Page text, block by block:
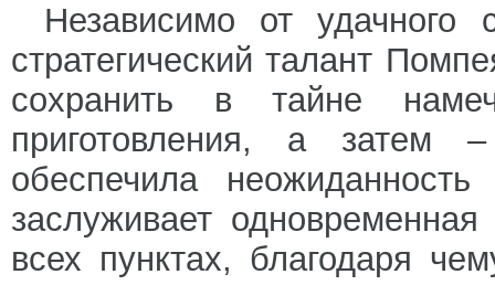
Независимо от удачного
стратегический талант
сохранить в тайне
приготовления, а затем
обеспечила
заслуживает
всех пунктах, благодаря